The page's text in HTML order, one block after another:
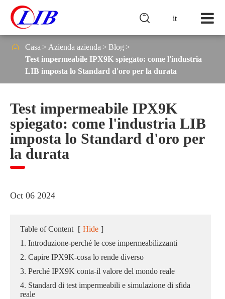
it

 Casa Azienda azienda
Blog
Test impermeabile IPX9K spiegato: come l'industria
LIB imposta lo Standard d'oro per la durata
Test impermeabile IPX9K
spiegato: come l'industria LIB
imposta lo Standard d'oro per
la durata
Oct 06 2024
Table of Content [ Hide ]
1. Introduzione-perché le cose impermeabilizzanti
2. Capire IPX9K-cosa lo rende diverso
3. Perché IPX9K conta-il valore del mondo reale
4. Standard di test impermeabili e simulazione di sfida
reale